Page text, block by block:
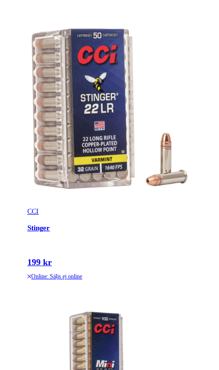
CCI
Stinger
199 kr
Online: Säljs ej online